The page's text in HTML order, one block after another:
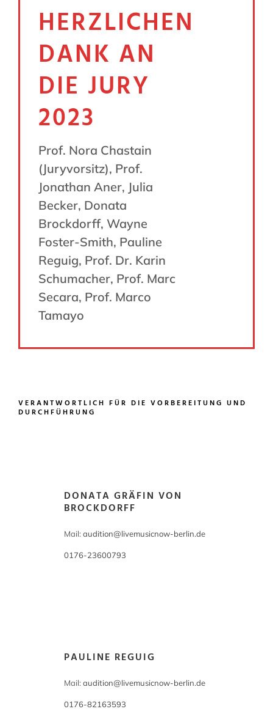
HERZLICHEN
DANK AN
DIE JURY
2023
Prof. Nora Chastain
(Juryvorsitz), Prof.
Jonathan Aner, Julia
Becker, Donata
Brockdorff, Wayne
Foster-Smith, Pauline
Reguig, Prof. Dr. Karin
Schumacher, Prof. Marc
Secara, Prof. Marco
Tamayo
VERANTWORTLICH FÜR DIE VORBEREITUNG UND
DURCHFÜHRUNG
DONATA GRÄFIN VON
BROCKDORFF
Mail: audition@livemusicnow-berlin.de
0176-23600793
PAULINE REGUIG
Mail: audition@livemusicnow-berlin.de
0176-82163593